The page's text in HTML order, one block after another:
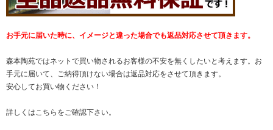
お手元に届いた時に、イメージと違った場合でも返品対応させて頂きます。
森本陶苑ではネットで買い物されるお客様の不安を無くしたいと考えます。お
手元に届いて、ご納得頂けない場合は返品対応をさせて頂きます。
安心してお買い物ください！
詳しくはこちら をご確認下さい。